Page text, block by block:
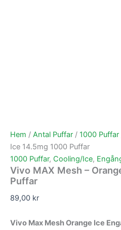
Hem / Antal Puffar / 1000 Puffar
Ice 14.5mg 1000 Puffar
1000 Puffar, Cooling/Ice,
Vivo MAX Mesh –
Puffar
89,00 kr
Vivo Max Mesh Orange Ice